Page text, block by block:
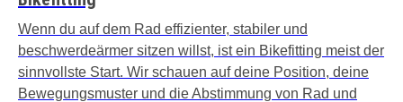
Wenn du auf dem Rad effizienter, stabiler und
beschwerdeärmer sitzen willst, ist ein Bikefitting meist der
sinnvollste Start. Wir schauen auf deine Position, deine
Bewegungsmuster und die Abstimmung von Rad und